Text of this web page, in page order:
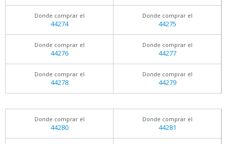
Donde comprar el
44274
Donde comprar el
44275
Donde comprar el
44276
Donde comprar el
44277
Donde comprar el
44278
Donde comprar el
44279
Donde comprar el
44280
Donde comprar el
44281